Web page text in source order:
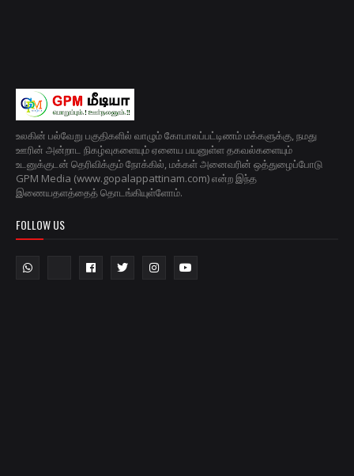
உலகின் பல்வேறு பகுதிகளில் வாழும் கோபாலப்பட்டிணம் மக்களுக்கு, நமது
ஊரின் அன்றாட நிகழ்வுகளையும் ஏனைய பயனுள்ள தகவல்களையும்
உடனுக்குடன் தெரிவிக்கும் நோக்கில், மக்கள் அனைவரின் ஒத்துழைப்போடு
GPM Media (www.gopalappattinam.com) என்ற இந்த
இணையதளத்தைத் தொடங்கியுள்ளோம்.
FOLLOW US